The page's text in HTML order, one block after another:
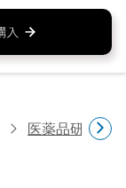
医薬品研究